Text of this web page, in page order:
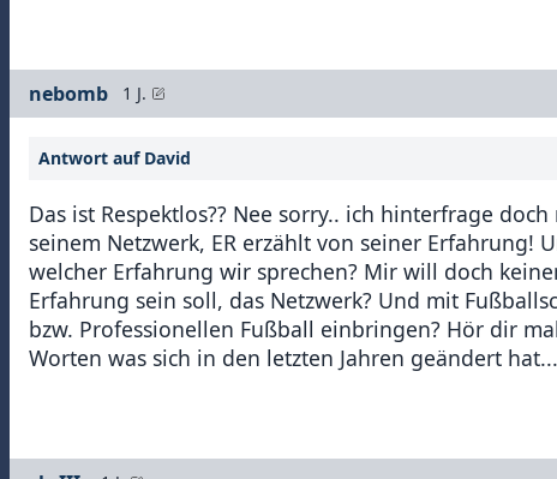
nebomb 1 J.
Antwort auf David
Das ist Respektlos?? Nee sorry.. ich hinterfrage
seinem Netzwerk, ER erzählt von seiner Erfahrung!
welcher Erfahrung wir sprechen? Mir will doch
Erfahrung sein soll, das Netzwerk? Und mit
bzw. Professionellen Fußball einbringen? Hör dir
Worten was sich in den letzten Jahren geändert